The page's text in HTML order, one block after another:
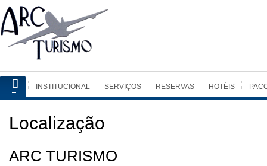
INSTITUCIONAL SERVIÇOS RESERVAS HOTÉIS
Localização
ARC TURISMO